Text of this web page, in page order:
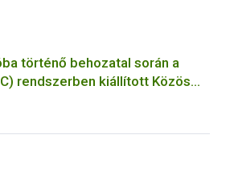
történő behozatal során a
rendszerben kiállított Közös
Okmány: KEBO-D
használata